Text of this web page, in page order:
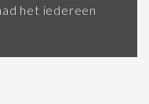
het iedereen